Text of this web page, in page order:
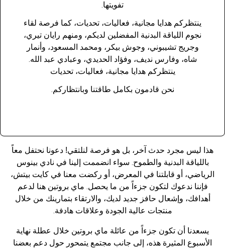
تفويتها.
ينتظركم هدايا مجانية، فعاليات، تحديات، كما فرصة لقاء
نجوم اللياقة البدنية المفضلين لديكم، ومنهم رايان تيري،
وجريج تشيبوني، وجوش بيكر، ومحمد المسعود، وأنمار
شاه، وفارس نديف، وفؤاد الحديدي، وعبادي عبد الله.
ينتظركم هدايا مجانية، فعاليات، تحديات
نحن قادمون بكامل طاقتنا وبانتظاركم.
هذا ليس مجرد حدث آخر، بل هو فرصة لنلتقي! دعونا نحتفل معاً
باللياقة البدنية والطموح. سواء انضممت إلينا في نادي بينوس
الرياضي، أو قابلتنا في المعرض، أو ركضت معنا في كايت بيتش،
فإننا ندعوك لتكون جزءاً من ما يحصل. ماي بروتين هنا لدعم
أهدافك، وإشعال حافز جديد لديك، والارتقاء بتمارينك من خلال
منتجات عالية الجودة وعلاقات هادفة.
يسعدنا أن تكون جزءاً من عائلة ماي بروتين خلال عطلة نهاية
الأسبوع المثيرة هذه، إلى جانب مجتمع يتمحور حول دعم بعضنا